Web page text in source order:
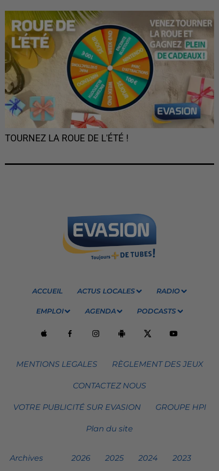
TOURNEZ LA ROUE DE L'ÉTÉ !
ACCUEIL ACTUS LOCALES RADIO
EMPLOI AGENDA PODCASTS
MENTIONS LEGALES RÈGLEMENT DES JEUX
CONTACTEZ NOUS
VOTRE PUBLICITÉ SUR EVASION GROUPE HPI
Plan du site
Archives 2026 2025 2024 2023